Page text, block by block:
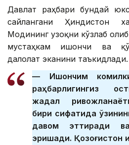
Давлат раҳбари бундай
сайлангани Ҳиндистон
Модининг узоқни кўзлаб
мустаҳкам ишончи ва
далолат эканини таъкидлади.
— Ишончим
раҳбарлигингиз
жадал
бири сифатида
давом эттиради
эришади. Қозоғистон